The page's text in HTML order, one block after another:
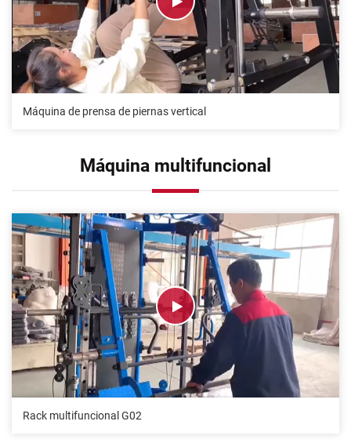
Máquina de prensa de piernas vertical
Máquina multifuncional
Rack multifuncional G02